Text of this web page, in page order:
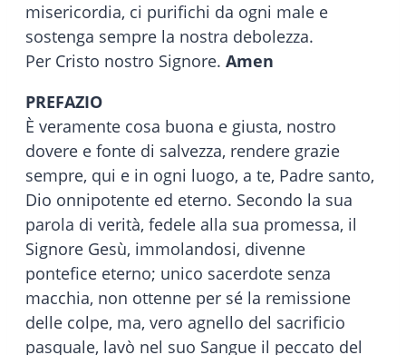
misericordia, ci purifichi da ogni male e
sostenga sempre la nostra debolezza.
Per Cristo nostro Signore. Amen
PREFAZIO
È veramente cosa buona e giusta, nostro
dovere e fonte di salvezza, rendere grazie
sempre, qui e in ogni luogo, a te, Padre santo,
Dio onnipotente ed eterno. Secondo la sua
parola di verità, fedele alla sua promessa, il
Signore Gesù, immolandosi, divenne
pontefice eterno; unico sacerdote senza
macchia, non ottenne per sé la remissione
delle colpe, ma, vero agnello del sacrificio
pasquale, lavò nel suo Sangue il peccato del